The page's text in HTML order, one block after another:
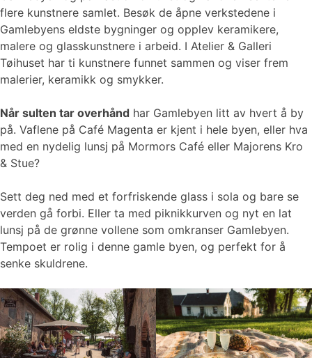
flere kunstnere samlet. Besøk de åpne verkstedene i
Gamlebyens eldste bygninger og opplev keramikere,
malere og glasskunstnere i arbeid. I Atelier & Galleri
Tøihuset har ti kunstnere funnet sammen og viser frem
malerier, keramikk og smykker.
Når sulten tar overhånd har Gamlebyen litt av hvert å by
på. Vaflene på Café Magenta er kjent i hele byen, eller hva
med en nydelig lunsj på Mormors Café eller Majorens Kro
& Stue?
Sett deg ned med et forfriskende glass i sola og bare se
verden gå forbi. Eller ta med piknikkurven og nyt en lat
lunsj på de grønne vollene som omkranser Gamlebyen.
Tempoet er rolig i denne gamle byen, og perfekt for å
senke skuldrene.